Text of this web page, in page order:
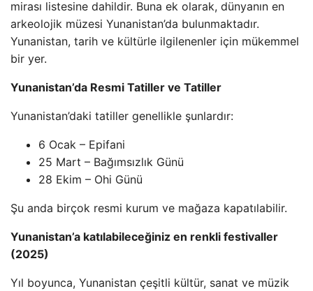
mirası listesine dahildir. Buna ek olarak, dünyanın en
arkeolojik müzesi Yunanistan’da bulunmaktadır.
Yunanistan, tarih ve kültürle ilgilenenler için mükemmel
bir yer.
Yunanistan’da Resmi Tatiller ve Tatiller
Yunanistan’daki tatiller genellikle şunlardır:
6 Ocak – Epifani
25 Mart – Bağımsızlık Günü
28 Ekim – Ohi Günü
Şu anda birçok resmi kurum ve mağaza kapatılabilir.
Yunanistan’a katılabileceğiniz en renkli festivaller
(2025)
Yıl boyunca, Yunanistan çeşitli kültür, sanat ve müzik